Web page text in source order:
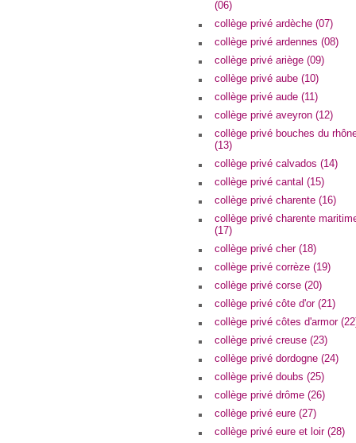
(06)
collège privé ardèche (07)
collège privé ardennes (08)
collège privé ariège (09)
collège privé aube (10)
collège privé aude (11)
collège privé aveyron (12)
collège privé bouches du
(13)
collège privé calvados (14)
collège privé cantal (15)
collège privé charente (16)
collège privé charente
(17)
collège privé cher (18)
collège privé corrèze (19)
collège privé corse (20)
collège privé côte d'or (21)
collège privé côtes d'armor
collège privé creuse (23)
collège privé dordogne (24)
collège privé doubs (25)
collège privé drôme (26)
collège privé eure (27)
collège privé eure et loir (28)